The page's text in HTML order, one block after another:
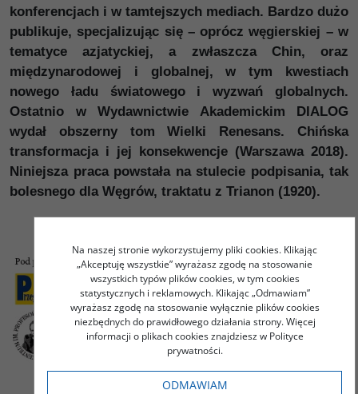
konferencjach i w tamtejszych mediach. Bardzo dużo
publikuje, specjalizując się – oprócz węgierskiej – w
tematyce azjatyckiej, a zwłaszcza Chin, oraz
międzynarodowej i globalnej, w tym kwestiach
nowego ładu światowego i wyzwań globalnych.
Ostatnio w Wydawnictwie Akademickim DIALOG
wydał obszerny tom Wielki Renesans. Chińska
transformacja i jej konsekwencje (Warszawa 2018).
Niniejsza praca powstała na stulecie podpisania, tak
bolesnego dla Węgrów, traktatu z Trianon (1920).
Na naszej stronie wykorzystujemy pliki cookies. Klikając
„Akceptuję wszystkie” wyrażasz zgodę na stosowanie
wszystkich typów plików cookies, w tym cookies
statystycznych i reklamowych. Klikając „Odmawiam”
wyrażasz zgodę na stosowanie wyłącznie plików cookies
niezbędnych do prawidłowego działania strony. Więcej
informacji o plikach cookies znajdziesz w Polityce
prywatności.
ODMAWIAM